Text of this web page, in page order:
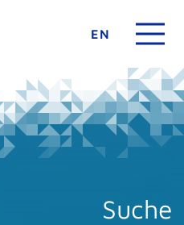
EN
Suche